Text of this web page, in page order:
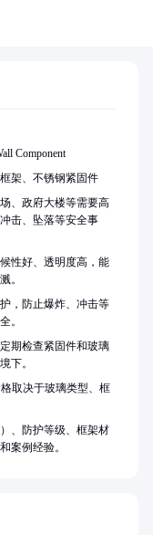
Component
架、不锈钢紧固件
、政府大楼等需要高
击、坠落等安全事
性好、透明度高，能
。
，防止爆炸、冲击等
。
期检查紧固件和玻璃
下。
取决于玻璃类型、框
、防护等级、框架材
案例经验。